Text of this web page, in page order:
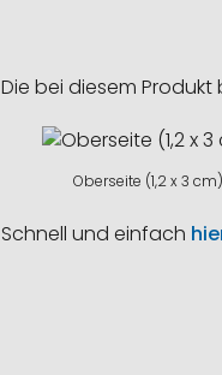
Die bei diesem
Oberseite (1,2 x 3 cm)
Schnell und einfach